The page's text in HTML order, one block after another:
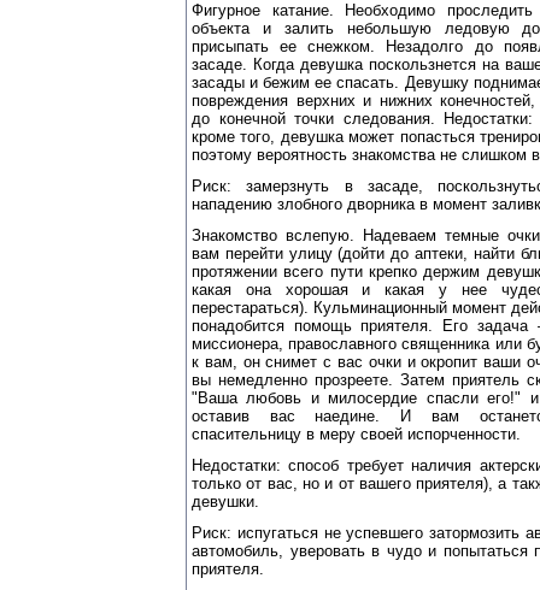
Фигурное катание. Необходимо
объекта и залить небольшую ледовую
присыпать ее снежком. Незадолго до
засаде. Когда девушка поскользнется на
засады и бежим ее спасать. Девушку
повреждения верхних и нижних
до конечной точки следования.
кроме того, девушка может попасться
поэтому вероятность знакомства не слишком
Риск: замерзнуть в засаде,
нападению злобного дворника в момент
Знакомство вслепую. Надеваем темные
вам перейти улицу (дойти до аптеки, найти
протяжении всего пути крепко держим
какая она хорошая и какая у нее
перестараться). Кульминационный момент
понадобится помощь приятеля. Его задача
миссионера, православного священника или
к вам, он снимет с вас очки и окропит ваши
вы немедленно прозреете. Затем приятель
"Ваша любовь и милосердие спасли его!" и
оставив вас наедине. И вам
спасительницу в меру своей испорченности.
Недостатки: способ требует наличия
только от вас, но и от вашего приятеля), а
девушки.
Риск: испугаться не успевшего затормозить
автомобиль, уверовать в чудо и попытаться
приятеля.